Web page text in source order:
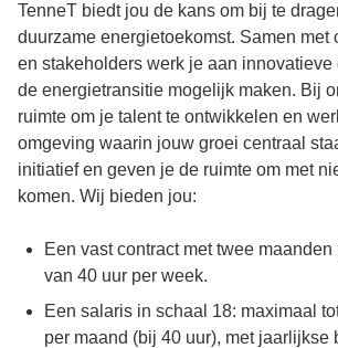
TenneT biedt jou de kans om bij te
duurzame energietoekomst. Samen met
en stakeholders werk je aan
de energietransitie mogelijk maken. Bij
ruimte om je talent te ontwikkelen en
omgeving waarin jouw groei centraal
initiatief en geven je de ruimte om met
komen. Wij bieden jou:
Een vast contract met twee
van 40 uur per week.
Een salaris in schaal 18: maximaal
per maand (bij 40 uur), met jaarlijkse